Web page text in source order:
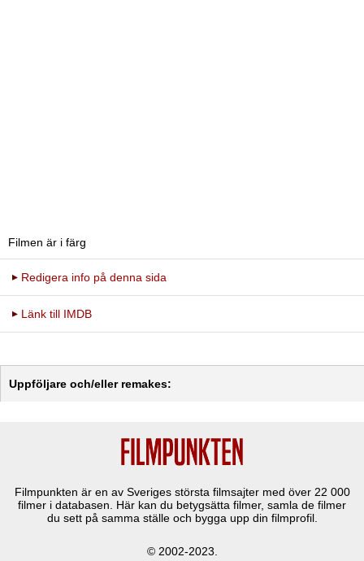
Filmen är i färg
Redigera info på denna sida
Länk till IMDB
Uppföljare och/eller remakes:
Filmpunkten är en av Sveriges största filmsajter med över 22 000
filmer i databasen. Här kan du betygsätta filmer, samla de filmer
du sett på samma ställe och bygga upp din filmprofil.
© 2002-2023.